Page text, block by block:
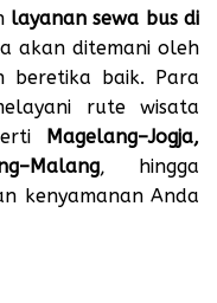
layanan sewa bus di
akan ditemani oleh
beretika baik. Para
rute wisata
Magelang–Jogja,
, hingga
kenyamanan Anda